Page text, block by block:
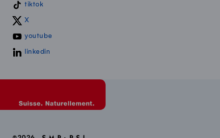
tiktok
X
youtube
linkedin